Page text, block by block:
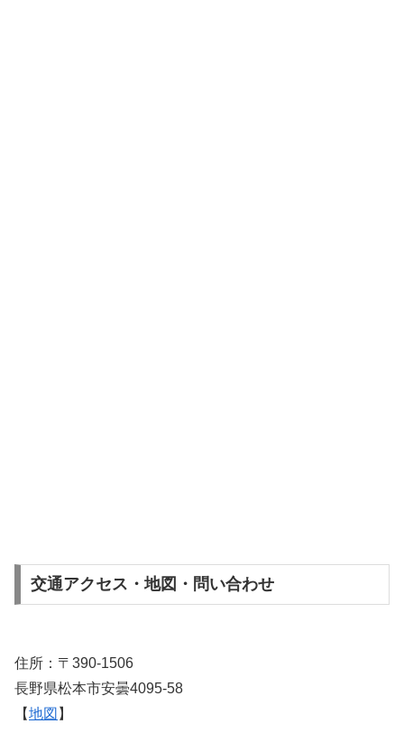
交通アクセス・地図・問い合わせ
住所：〒390-1506
長野県松本市安曇4095-58
【地図 】